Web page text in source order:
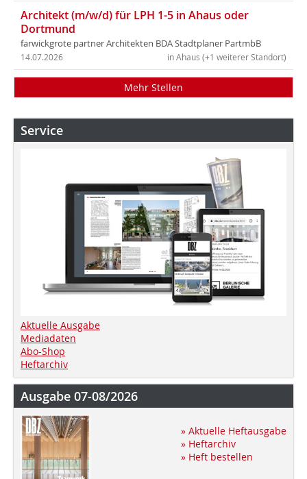
Architekt (m/w/d) für LPH 1-5 in Ahaus oder
Dortmund
farwickgrote partner Architekten BDA Stadtplaner PartmbB
in Ahaus (+1 weiterer Standort)
14.07.2026
Mehr Stellen
Service
Aktuelle Ausgabe
Mediadaten
Abo-Shop
Heftarchiv
Ausgabe 07-08/2026
» Aktuelle Heftausgabe
» Heftarchiv
» Heft bestellen